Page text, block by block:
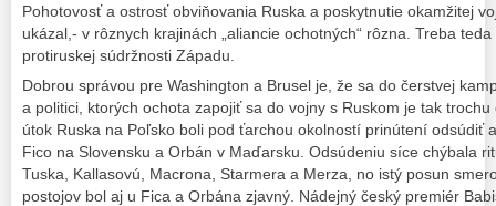
Pohotovosť a ostrosť obviňovania Ruska a poskytnutie okamžitej
ukázal,- v rôznych krajinách „aliancie ochotných“ rôzna. Treba
protiruskej súdržnosti Západu.
Dobrou správou pre Washington a Brusel je, že sa do čerstvej
a politici, ktorých ochota zapojiť sa do vojny s Ruskom je tak
útok Ruska na Poľsko boli pod ťarchou okolností prinútení odsúdiť
Fico na Slovensku a Orbán v Maďarsku. Odsúdeniu síce chýbala
Tuska, Kallasovú, Macrona, Starmera a Merza, no istý posun
postojov bol aj u Fica a Orbána zjavný. Nádejný český premiér